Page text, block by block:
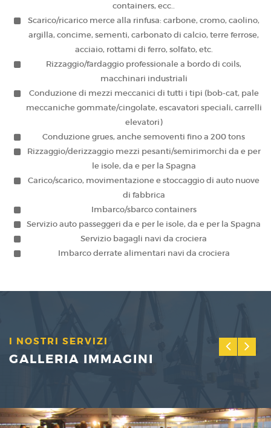
containers, ecc..
Scarico/ricarico merce alla rinfusa: carbone, cromo, caolino,
argilla, concime, sementi, carbonato di calcio, terre ferrose,
acciaio, rottami di ferro, solfato, etc.
Rizzaggio/fardaggio professionale a bordo di coils,
macchinari industriali
Conduzione di mezzi meccanici di tutti i tipi (bob-cat, pale
meccaniche gommate/cingolate, escavatori speciali, carrelli
elevatori)
Conduzione grues, anche semoventi fino a 200 tons
Rizzaggio/derizzaggio mezzi pesanti/semirimorchi da e per
le isole, da e per la Spagna
Carico/scarico, movimentazione e stoccaggio di auto nuove
di fabbrica
Imbarco/sbarco containers
Servizio auto passeggeri da e per le isole, da e per la Spagna
Servizio bagagli navi da crociera
Imbarco derrate alimentari navi da crociera
I NOSTRI SERVIZI
GALLERIA IMMAGINI